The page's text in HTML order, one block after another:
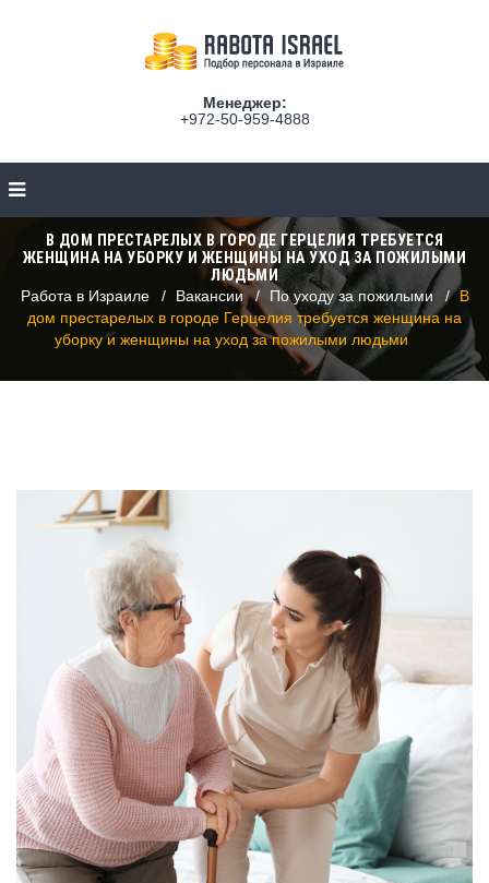
Менеджер:
+972-50-959-4888
В ДОМ ПРЕСТАРЕЛЫХ В ГОРОДЕ ГЕРЦЕЛИЯ ТРЕБУЕТСЯ
ЖЕНЩИНА НА УБОРКУ И ЖЕНЩИНЫ НА УХОД ЗА ПОЖИЛЫМИ
ЛЮДЬМИ
Работа в Израиле
Вакансии По уходу за пожилыми
В
дом престарелых в городе Герцелия требуется женщина на
уборку и женщины на уход за пожилыми людьми